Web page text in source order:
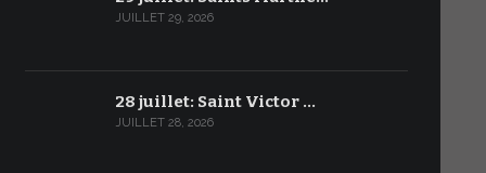
JUILLET 29, 2026
28 juillet: Saint Victor …
JUILLET 28, 2026